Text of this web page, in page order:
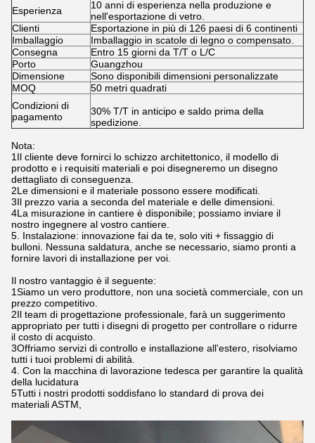
Esperienza
10 anni di esperienza nella produzione e
nell'esportazione di vetro.
Clienti
Esportazione in più di 126 paesi di 6 continenti
Imballaggio
Imballaggio in scatole di legno o compensato.
Consegna
Entro 15 giorni da T/T o L/C
Porto
Guangzhou
Dimensione
Sono disponibili dimensioni personalizzate
MOQ
50 metri quadrati
Condizioni di
pagamento
30% T/T in anticipo e saldo prima della
spedizione.
Nota:
1Il cliente deve fornirci lo schizzo architettonico, il modello di
prodotto e i requisiti materiali e poi disegneremo un disegno
dettagliato di conseguenza.
2Le dimensioni e il materiale possono essere modificati.
3Il prezzo varia a seconda del materiale e delle dimensioni.
4La misurazione in cantiere è disponibile; possiamo inviare il
nostro ingegnere al vostro cantiere.
5. Instalazione: innovazione fai da te, solo viti + fissaggio di
bulloni. Nessuna saldatura, anche se necessario, siamo pronti a
fornire lavori di installazione per voi.
Il nostro vantaggio è il seguente:
1Siamo un vero produttore, non una società commerciale, con un
prezzo competitivo.
2Il team di progettazione professionale, farà un suggerimento
appropriato per tutti i disegni di progetto per controllare o ridurre
il costo di acquisto.
3Offriamo servizi di controllo e installazione all'estero, risolviamo
tutti i tuoi problemi di abilità.
4. Con la macchina di lavorazione tedesca per garantire la qualità
della lucidatura
5Tutti i nostri prodotti soddisfano lo standard di prova dei
materiali ASTM,